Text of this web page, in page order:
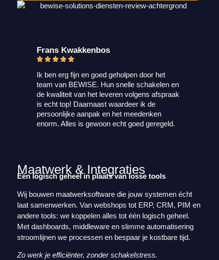
Frans Kwakkenbos
Ik ben erg fijn en goed geholpen door het
team van BEWISE. Hun snelle schakelen en
de kwaliteit van het leveren volgens afspraak
is echt top! Daarnaast waardeer ik de
persoonlijke aanpak en het meedenken
enorm. Alles is gewoon echt goed geregeld.
Maatwerk & Integraties
Eén logisch geheel in plaats van losse tools
Wij bouwen maatwerksoftware die jouw systemen écht
laat samenwerken. Van webshops tot ERP, CRM, PIM en
andere tools: we koppelen alles tot één logisch geheel.
Met dashboards, middleware en slimme automatisering
stroomlijnen we processen en bespaar je kostbare tijd.
Zo werk je efficiënter, zonder schakelstress.